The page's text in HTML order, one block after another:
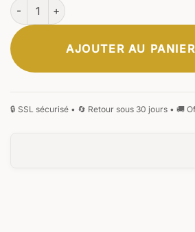
CLASSIQUE
quantité de Fortress Stylo plume
AJOUTER AU PANIER